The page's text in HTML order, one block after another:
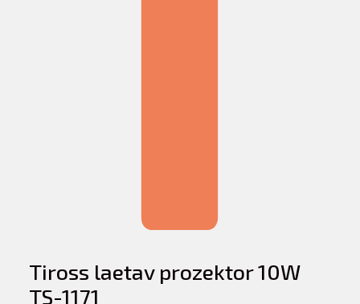
Tiross laetav prozektor 10W
TS-1171